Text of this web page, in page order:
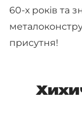
60-х років та
присутня!